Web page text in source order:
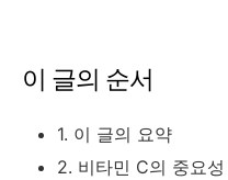
이 글의 순서
1. 이 글의 요약
2. 비타민 C의 중요성